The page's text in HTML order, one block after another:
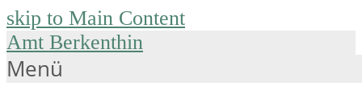
skip to Main Content
Amt Berkenthin
Menü